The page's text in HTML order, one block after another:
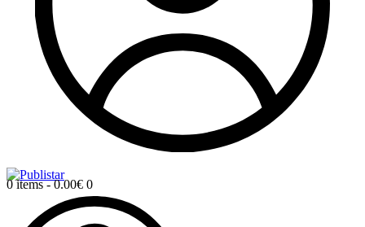
0 items - 0.00€ 0